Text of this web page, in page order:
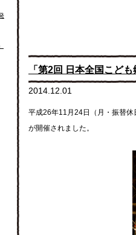
「第2回 日本全国こど
2014.12.01
平成26年11月24日（月・振替
が開催されました。